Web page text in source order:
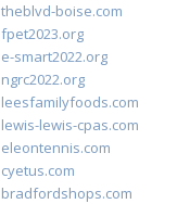
theblvd-boise.com
fpet2023.org
e-smart2022.org
ngrc2022.org
leesfamilyfoods.com
lewis-lewis-cpas.com
eleontennis.com
cyetus.com
bradfordshops.com